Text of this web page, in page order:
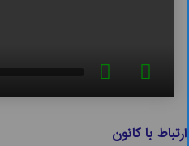
ارتباط با کانون